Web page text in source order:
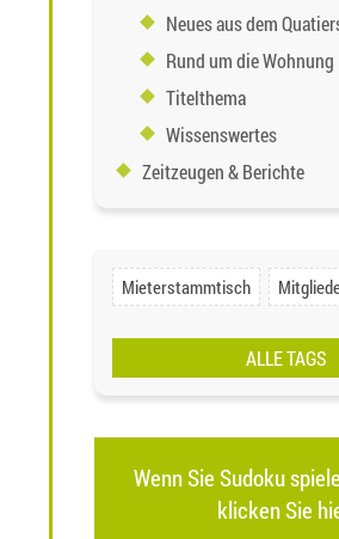
Neues aus dem
Rund um die Wohnung
Titelthema
Wissenswertes
Zeitzeugen & Berichte
Mieterstammtisch
ALLE TAGS
Wenn Sie Sudoku
klicken Sie